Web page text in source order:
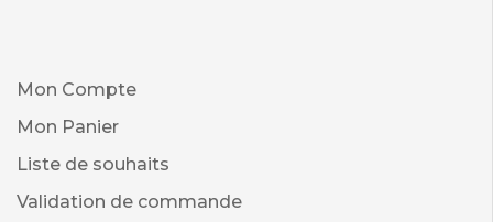
Mon Compte
Mon Panier
Liste de souhaits
Validation de commande